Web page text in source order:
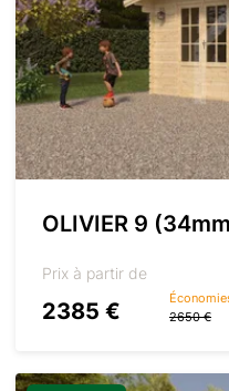
OLIVIER 9
Prix à partir de
2385 €
2650 €